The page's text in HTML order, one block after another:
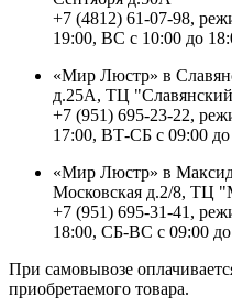
+7 (4812) 61-07-98,
19:00, ВС с 10:00 до
«Мир Люстр» в
д.25А, ТЦ
+7 (951) 695-23-22,
17:00, ВТ-СБ с 09:00 до
«Мир Люстр» в
Московская д.2/8, ТЦ
+7 (951) 695-31-41,
18:00, СБ-ВС с 09:00
При самовывозе
приобретаемого товара.